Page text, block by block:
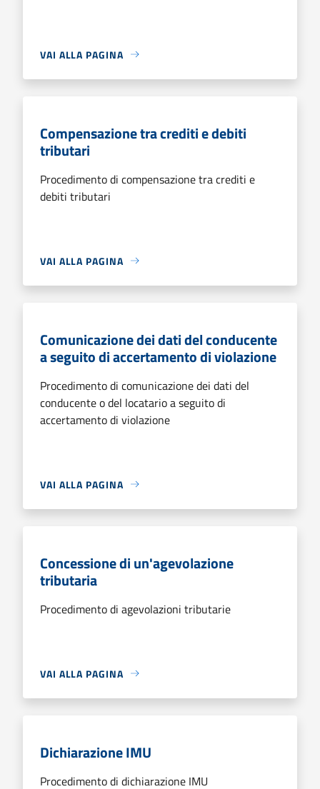
VAI ALLA PAGINA
Compensazione tra crediti e debiti
tributari
Procedimento di compensazione tra crediti e
debiti tributari
VAI ALLA PAGINA
Comunicazione dei dati del conducente
a seguito di accertamento di violazione
Procedimento di comunicazione dei dati del
conducente o del locatario a seguito di
accertamento di violazione
VAI ALLA PAGINA
Concessione di un'agevolazione
tributaria
Procedimento di agevolazioni tributarie
VAI ALLA PAGINA
Dichiarazione IMU
Procedimento di dichiarazione IMU